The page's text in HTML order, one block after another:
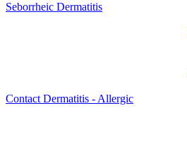
Seborrheic Dermatitis
Contact Dermatitis - Allergic